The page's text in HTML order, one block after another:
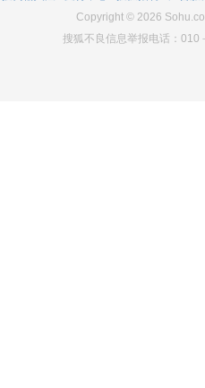
Copyright© 2026
搜狐不良信息举报电话：010